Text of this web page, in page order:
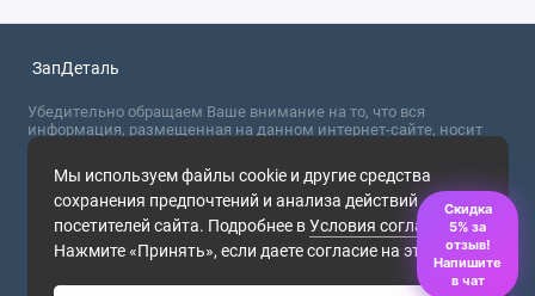
Мы используем файлы cookie и другие средства
сохранения предпочтений и анализа действий
посетителей сайта. Подробнее вУсловия соглашения.
Нажмите «Принять», если даете согласие на это.
ЗапДеталь
Убедительно обращаем Ваше внимание на то, что вся
информация, размещенная на данном интернет-сайте, носит
сугубо информационный характер и не являются публичной
офертой, определяемой положениями Статьи 437 (2) ГК РФ. Для
получения точной информации о стоимости товаров,
пожалуйста, обращайтесь в ближайший офис продаж.
2026
Скидка
5% за
отзыв!
Напишите
в чат